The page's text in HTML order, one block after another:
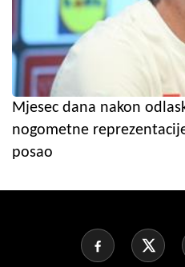
Mjesec dana nakon
nogometne
posao